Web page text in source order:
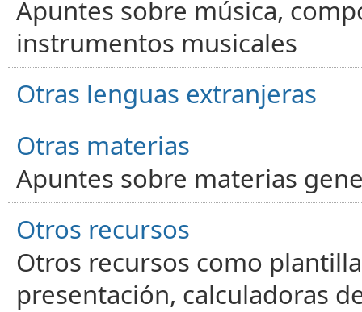
Apuntes sobre música,
instrumentos musicales
Otras lenguas extranjeras
Otras materias
Apuntes sobre materias
Otros recursos
Otros recursos como
presentación, calculadoras